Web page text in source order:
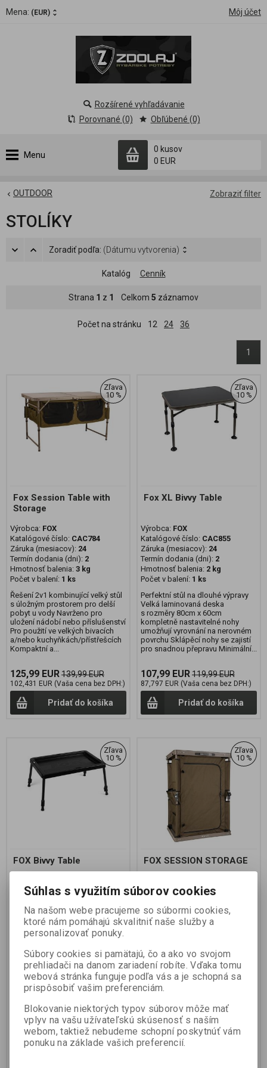
Mena: (EUR) Môj účet
Menu
0 kusov
0 EUR
Rozšírené vyhľadávanie
Porovnané (0)
Obľúbené (0)
Zobraziť filter
OUTDOOR
STOLÍKY
Zoradiť podľa: (Dátumu vytvorenia)
Katalóg Cenník
Strana 1 z 1 Celkom 5 záznamov
Počet na stránku 12 24 36
1
Zľava
10 %
Fox Session Table with
Storage
Výrobca: FOX
Katalógové číslo: CAC784
Záruka (mesiacov): 24
Termín dodania (dni): 2
Hmotnosť balenia: 3 kg
Počet v balení: 1 ks
Řešení 2v1 kombinující velký stůl
s úložným prostorem pro delší
pobyt u vody Navrženo pro
uložení nádobí nebo příslušenství
Pro použití ve velkých bivacích
a/nebo kuchyňkách/přístřešcích
Kompaktní a...
125,99 EUR139,99 EUR
102,431 EUR (Vaša cena bez DPH:)
Pridať do košíka
Zľava
10 %
Fox XL Bivvy Table
Výrobca: FOX
Katalógové číslo: CAC855
Záruka (mesiacov): 24
Termín dodania (dni): 2
Hmotnosť balenia: 2 kg
Počet v balení: 1 ks
Perfektní stůl na dlouhé výpravy
Velká laminovaná deska
s rozměry 80cm x 60cm
kompletně nastavitelné nohy
umožňují vyrovnání na nerovném
povrchu Sklápěcí nohy se zajistí
pro snadnou přepravu Minimální...
107,99 EUR119,99 EUR
87,797 EUR (Vaša cena bez DPH:)
Pridať do košíka
Zľava
10 %
FOX Bivvy Table
Výrobca:FOX
Záruka (mesiacov):24
Termín dodania (dni):2
Hmotnosť balenia:0,988 kg
Stolík FOX
42,99 EUR47,99 EUR
34,952 EUR (Vaša cena bez DPH:)
Zľava
10 %
FOX SESSION STORAGE
Výrobca: FOX
Záruka (mesiacov):24
Termín dodania (dni):2
Skvělý pomocník pro přehledné
uspořádání věcí v přístřešcích
Navrženo pro uložení nádobí
nebo příslušenství na dlouhých
výpravách Neuvěřitelně malá
transportní velikost Rychlé a
snadné postavení Nastavitelné
nohy 3 úložné sekce...
116,99 EUR129,99 EUR
95,114 EUR (Vaša cena bez DPH:)
Súhlas s využitím súborov cookies
Na našom webe pracujeme so súbormi cookies,
ktoré nám pomáhajú skvalitniť naše služby a
personalizovať ponuky.
Súbory cookies si pamätajú, čo a ako vo svojom
prehliadači na danom zariadení robíte. Vďaka tomu
webová stránka funguje podľa vás a je schopná sa
prispôsobiť vašim preferenciám.
Blokovanie niektorých typov súborov môže mať
vplyv na vašu užívateľskú skúsenosť s naším
webom, taktiež nebudeme schopní poskytnúť vám
ponuku na základe vašich preferencií.